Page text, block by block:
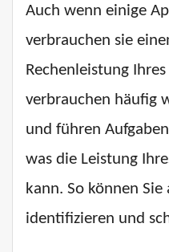
Auch wenn einige
verbrauchen sie
Rechenleistung
verbrauchen häufig
und führen
was die Leistung
kann. So können Sie
identifizieren und